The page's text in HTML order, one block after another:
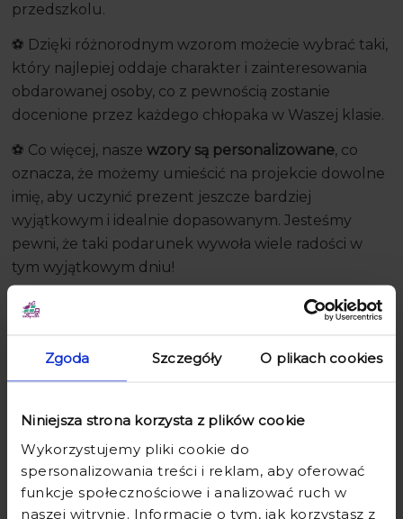
Zgoda Szczegóły O plikach cookies
Niniejsza strona korzysta z plików cookie
Wykorzystujemy pliki cookie do
spersonalizowania treści i reklam, aby oferować
funkcje społecznościowe i analizować ruch w
naszej witrynie. Informacje o tym, jak korzystasz z
przedszkolu.
⚽️ Dzięki różnorodnym wzorom możecie wybrać taki,
który najlepiej oddaje charakter i zainteresowania
obdarowanej osoby, co z pewnością zostanie
docenione przez każdego chłopaka w Waszej klasie.
⚽️ Co więcej, nasze wzory są personalizowane, co
oznacza, że możemy umieścić na projekcie dowolne
imię, aby uczynić prezent jeszcze bardziej
wyjątkowym i idealnie dopasowanym. Jesteśmy
pewni, że taki podarunek wywoła wiele radości w
tym wyjątkowym dniu!
SPECYFIKACJA
Zapięcie – wygodne zapięcie na gumkę
⚾️Rozmiar– uniwersalny
⚾️ Wymiary: